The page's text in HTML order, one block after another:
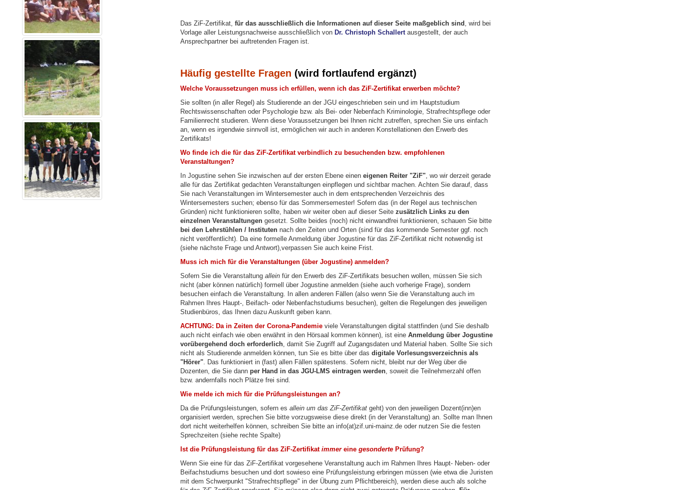
Das ZiF-Zertifikat, für das ausschließlich die Informationen auf dieser Seite maßgeblich sind , wird bei
Vorlage aller Leistungsnachweise ausschließlich von Dr. Christoph Schallertausgestellt, der auch
Ansprechpartner bei auftretenden Fragen ist.
Häufig gestellte Fragen (wird fortlaufend ergänzt)
Welche Voraussetzungen muss ich erfüllen, wenn ich das ZiF-Zertifikat erwerben möchte?
Sie sollten (in aller Regel) als Studierende an der JGU eingeschrieben sein und im Hauptstudium
Rechtswissenschaften oder Psychologie bzw. als Bei- oder Nebenfach Kriminologie, Strafrechtspflege oder
Familienrecht studieren. Wenn diese Voraussetzungen bei Ihnen nicht zutreffen, sprechen Sie uns einfach
an, wenn es irgendwie sinnvoll ist, ermöglichen wir auch in anderen Konstellationen den Erwerb des
Zertifikats!
Wo finde ich die für das ZiF-Zertifikat verbindlich zu besuchenden bzw. empfohlenen
Veranstaltungen?
In Jogustine sehen Sie inzwischen auf der ersten Ebene einen eigenen Reiter "ZiF", wo wir derzeit gerade
alle für das Zertifikat gedachten Veranstaltungen einpflegen und sichtbar machen. Achten Sie darauf, dass
Sie nach Veranstaltungen im Wintersemester auch in dem entsprechenden Verzeichnis des
Wintersemesters suchen; ebenso für das Sommersemester! Sofern das (in der Regel aus technischen
Gründen) nicht funktionieren sollte, haben wir weiter oben auf dieser Seite zusätzlich Links zu den
einzelnen Veranstaltungengesetzt. Sollte beides (noch) nicht einwandfrei funktionieren, schauen Sie bitte
bei den Lehrstühlen / Institutennach den Zeiten und Orten (sind für das kommende Semester ggf. noch
nicht veröffentlicht). Da eine formelle Anmeldung über Jogustine für das ZiF-Zertifikat nicht notwendig ist
(siehe nächste Frage und Antwort),verpassen Sie auch keine Frist.
Muss ich mich für die Veranstaltungen (über Jogustine) anmelden?
Sofern Sie die Veranstaltung alleinfür den Erwerb des ZiF-Zertifikats besuchen wollen, müssen Sie sich
nicht (aber können natürlich) formell über Jogustine anmelden (siehe auch vorherige Frage), sondern
besuchen einfach die Veranstaltung. In allen anderen Fällen (also wenn Sie die Veranstaltung auch im
Rahmen Ihres Haupt-, Beifach- oder Nebenfachstudiums besuchen), gelten die Regelungen des jeweiligen
Studienbüros, das Ihnen dazu Auskunft geben kann.
ACHTUNG: Da in Zeiten der Corona-Pandemie viele Veranstaltungen digital stattfinden (und Sie deshalb
auch nicht einfach wie oben erwähnt in den Hörsaal kommen können), ist eine Anmeldung über Jogustine
vorübergehend doch erforderlich, damit Sie Zugriff auf Zugangsdaten und Material haben. Sollte Sie sich
nicht als Studierende anmelden können, tun Sie es bitte über das digitale Vorlesungsverzeichnis als
"Hörer". Das funktioniert in (fast) allen Fällen spätestens. Sofern nicht, bleibt nur der Weg über die
Dozenten, die Sie dann per Hand in das JGU-LMS eintragen werden, soweit die Teilnehmerzahl offen
bzw. andernfalls noch Plätze frei sind.
Wie melde ich mich für die Prüfungsleistungen an?
Da die Prüfungsleistungen, sofern es allein um das ZiF-Zertifikatgeht) von den jeweiligen Dozent(inn)en
organisiert werden, sprechen Sie bitte vorzugsweise diese direkt (in der Veranstaltung) an. Sollte man Ihnen
dort nicht weiterhelfen können, schreiben Sie bitte an info(at)zif.uni-mainz.de oder nutzen Sie die festen
Sprechzeiten (siehe rechte Spalte)
Ist die Prüfungsleistung für das ZiF-Zertifikat immereine gesondertePrüfung?
Wenn Sie eine für das ZiF-Zertifikat vorgesehene Veranstaltung auch im Rahmen Ihres Haupt- Neben- oder
Beifachstudiums besuchen und dort sowieso eine Prüfungsleistung erbringen müssen (wie etwa die Juristen
mit dem Schwerpunkt "Strafrechtspflege" in der Übung zum Pflichtbereich), werden diese auch als solche